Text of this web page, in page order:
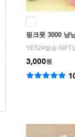
핑크풋 3000 냥
YES24발송 GIFT
3,000원